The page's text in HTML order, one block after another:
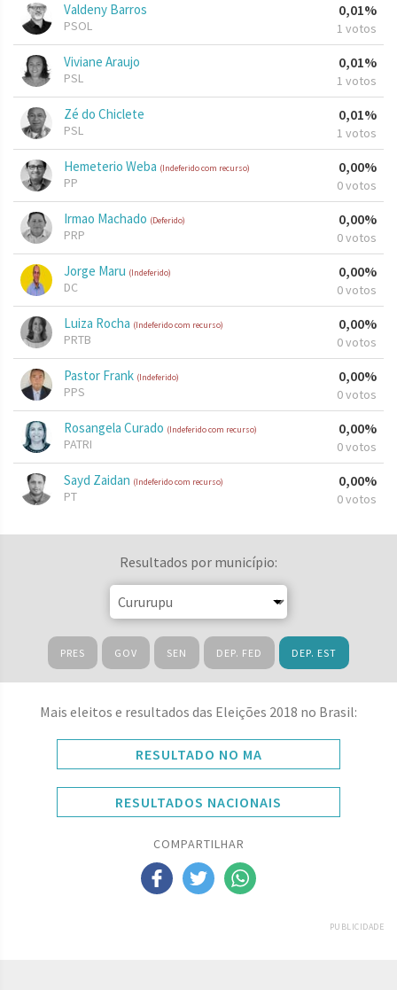
Valdeny Barros
PSOL
0,01%
1 votos
Viviane Araujo
PSL
0,01%
1 votos
Zé do Chiclete
PSL
0,01%
1 votos
Hemeterio Weba (Indeferido com recurso)
PP
0,00%
0 votos
Irmao Machado (Deferido)
PRP
0,00%
0 votos
Jorge Maru (Indeferido)
DC
0,00%
0 votos
Luiza Rocha (Indeferido com recurso)
PRTB
0,00%
0 votos
Pastor Frank (Indeferido)
PPS
0,00%
0 votos
Rosangela Curado (Indeferido com recurso)
PATRI
0,00%
0 votos
Sayd Zaidan (Indeferido com recurso)
PT
0,00%
0 votos
Resultados por município:
PRES GOV SEN DEP. FED DEP. EST
Mais eleitos e resultados das Eleições 2018 no Brasil:
RESULTADO NO MA
RESULTADOS NACIONAIS
COMPARTILHAR
PUBLICIDADE